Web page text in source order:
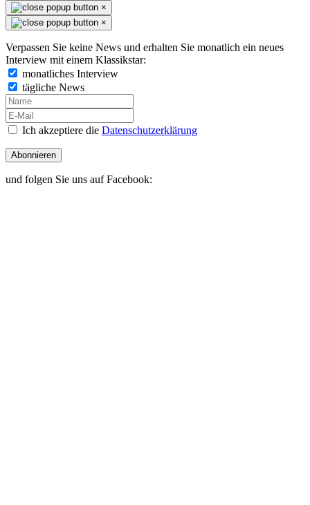
×
×
Verpassen Sie keine News und erhalten Sie monatlich ein neues
Interview mit einem Klassikstar:
monatliches Interview
tägliche News
Ich akzeptiere die Datenschutzerklärung
Abonnieren
und folgen Sie uns auf Facebook: